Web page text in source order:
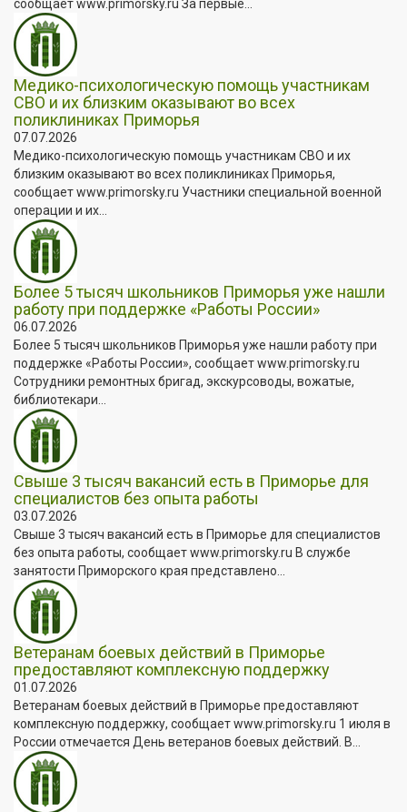
сообщает www.primorsky.ru За первые...
Медико-психологическую помощь участникам
СВО и их близким оказывают во всех
поликлиниках Приморья
07.07.2026
Медико-психологическую помощь участникам СВО и их
близким оказывают во всех поликлиниках Приморья,
сообщает www.primorsky.ru Участники специальной военной
операции и их...
Более 5 тысяч школьников Приморья уже нашли
работу при поддержке «Работы России»
06.07.2026
Более 5 тысяч школьников Приморья уже нашли работу при
поддержке «Работы России», сообщает www.primorsky.ru
Сотрудники ремонтных бригад, экскурсоводы, вожатые,
библиотекари...
Свыше 3 тысяч вакансий есть в Приморье для
специалистов без опыта работы
03.07.2026
Свыше 3 тысяч вакансий есть в Приморье для специалистов
без опыта работы, сообщает www.primorsky.ru В службе
занятости Приморского края представлено...
Ветеранам боевых действий в Приморье
предоставляют комплексную поддержку
01.07.2026
Ветеранам боевых действий в Приморье предоставляют
комплексную поддержку, сообщает www.primorsky.ru 1 июля в
России отмечается День ветеранов боевых действий. В...